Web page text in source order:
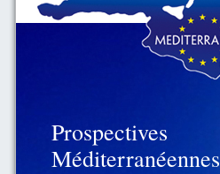
Prospectives
Méditerranéennes
Prospectives
Méditerranéennes